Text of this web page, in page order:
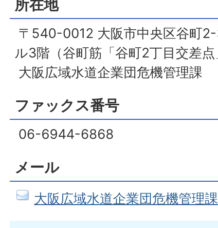
所在地
〒540-0012 大阪市中央区谷町
ル3階（谷町筋「谷町2丁目交差
大阪広域水道企業団危機管理課
ファックス番号
06-6944-6868
メール
大阪広域水道企業団危機管理